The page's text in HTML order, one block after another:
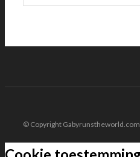
© Copyright Gabyrunstheworld.com